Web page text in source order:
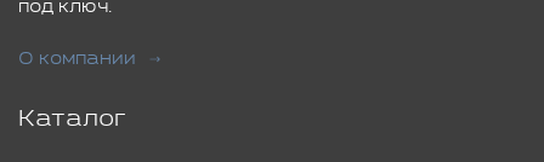
под ключ.
О компании
Каталог